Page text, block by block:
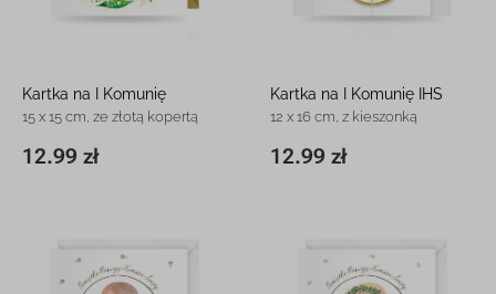
Kartka na I Komunię
15 x 15 cm, ze złotą kopertą
12.99 zł
15 x 15 cm
Kartka na I Komunię IHS
12 x 16 cm, z kieszonką
12.99 zł
11,8 x 16,3 cm